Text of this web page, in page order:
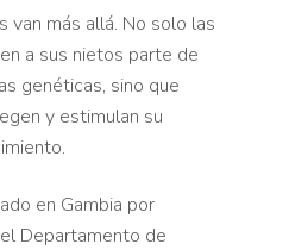
van más allá. No solo las
a sus nietos parte de
genéticas, sino que
y estimulan su
en Gambia por
Departamento de